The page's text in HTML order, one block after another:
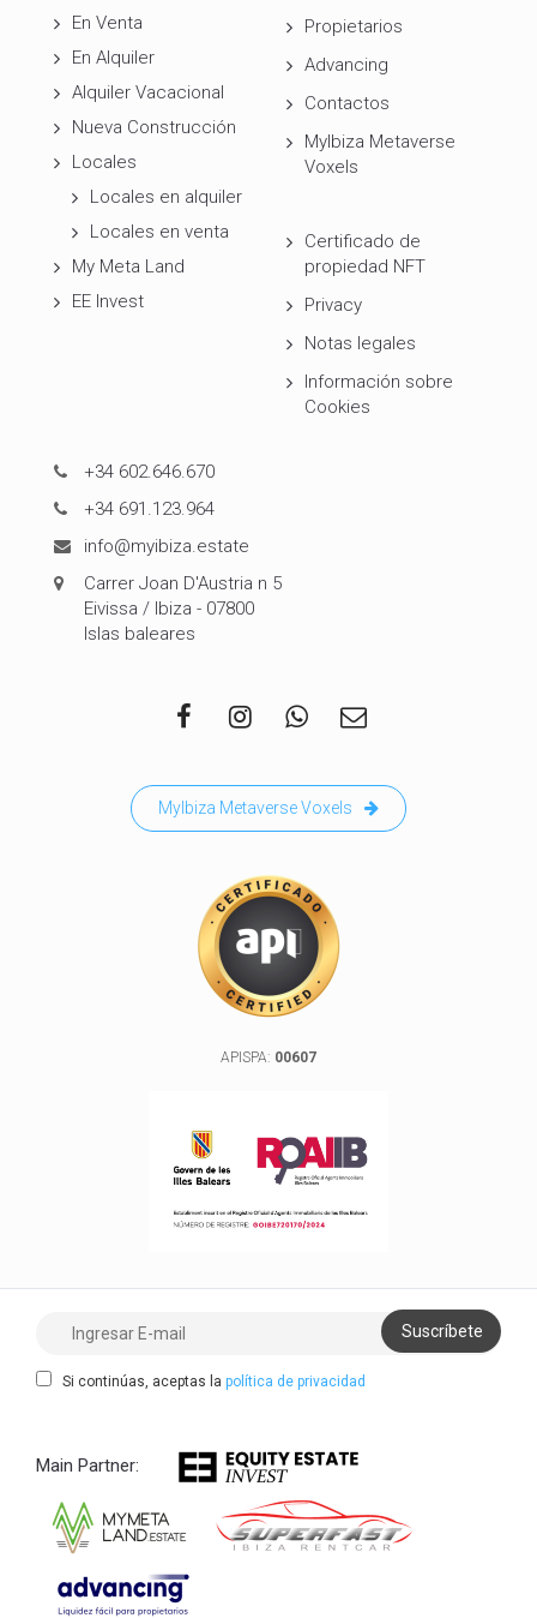
En Venta
En Alquiler
Alquiler Vacacional
Nueva Construcción
Locales
Locales en alquiler
Locales en venta
My Meta Land
EE Invest
Propietarios
Advancing
Contactos
MyIbiza Metaverse
Voxels
Certificado de
propiedad NFT
Privacy
Notas legales
Información sobre
Cookies
+34 602.646.670
+34 691.123.964
info@myibiza.estate
Carrer Joan D'Austria n 5
Eivissa / Ibiza - 07800
Islas baleares
MyIbiza Metaverse Voxels
APISPA: 00607
Si continúas, aceptas la política de privacidad
Main Partner: